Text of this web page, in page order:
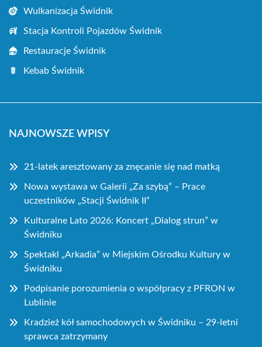
Wulkanizacja Świdnik
Stacja Kontroli Pojazdów Świdnik
Restauracje Świdnik
Kebab Świdnik
NAJNOWSZE WPISY
21-latek aresztowany za znęcanie się nad matką
Nowa wystawa w Galerii „Za szybą” – Prace
uczestników „Stacji Świdnik II”
Kulturalne Lato 2026: Koncert „Dialog strun” w
Świdniku
Spektakl „Arkadia” w Miejskim Ośrodku Kultury w
Świdniku
Podpisanie porozumienia o współpracy z PFRON w
Lublinie
Kradzież kół samochodowych w Świdniku – 29-letni
sprawca zatrzymany